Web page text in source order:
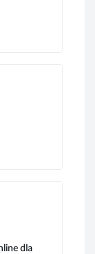
dla